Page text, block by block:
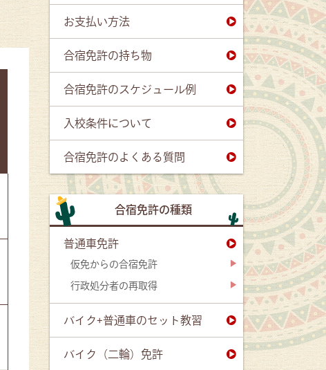
お支払い方法
合宿免許の持ち物
合宿免許のスケジュール例
入校条件について
合宿免許のよくある質問
合宿免許の種類
普通車免許
仮免からの合宿免許
行政処分者の再取得
バイク+普通車のセット教習
バイク（二輪）免許